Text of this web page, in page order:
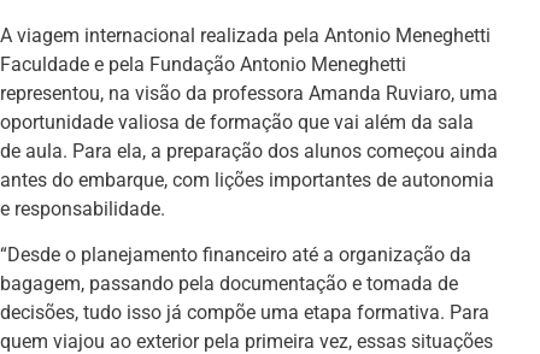
A viagem internacional realizada pela Antonio Meneghetti
Faculdade e pela Fundação Antonio Meneghetti
representou, na visão da professora Amanda Ruviaro, uma
oportunidade valiosa de formação que vai além da sala
de aula. Para ela, a preparação dos alunos começou ainda
antes do embarque, com lições importantes de autonomia
e responsabilidade.
“Desde o planejamento financeiro até a organização da
bagagem, passando pela documentação e tomada de
decisões, tudo isso já compõe uma etapa formativa. Para
quem viajou ao exterior pela primeira vez, essas situações